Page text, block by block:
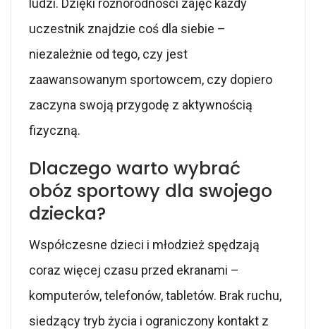
ludzi. Dzięki różnorodności zajęć każdy
uczestnik znajdzie coś dla siebie –
niezależnie od tego, czy jest
zaawansowanym sportowcem, czy dopiero
zaczyna swoją przygodę z aktywnością
fizyczną.
Dlaczego warto wybrać
obóz sportowy dla swojego
dziecka?
Współczesne dzieci i młodzież spędzają
coraz więcej czasu przed ekranami –
komputerów, telefonów, tabletów. Brak ruchu,
siedzący tryb życia i ograniczony kontakt z